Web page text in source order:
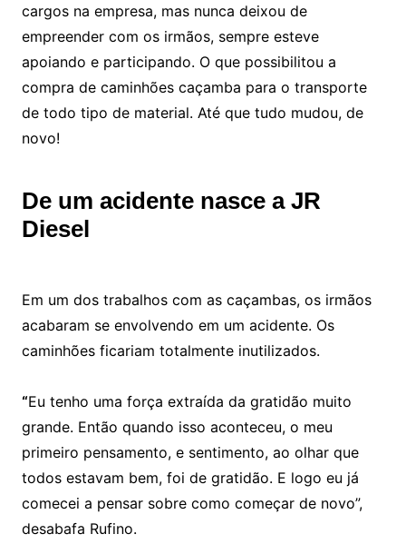
cargos na empresa, mas nunca deixou de
empreender com os irmãos, sempre esteve
apoiando e participando. O que possibilitou a
compra de caminhões caçamba para o transporte
de todo tipo de material. Até que tudo mudou, de
novo!
De um acidente nasce a JR
Diesel
Em um dos trabalhos com as caçambas, os irmãos
acabaram se envolvendo em um acidente. Os
caminhões ficariam totalmente inutilizados.
“Eu tenho uma força extraída da gratidão muito
grande. Então quando isso aconteceu, o meu
primeiro pensamento, e sentimento, ao olhar que
todos estavam bem, foi de gratidão. E logo eu já
comecei a pensar sobre como começar de novo”,
desabafa Rufino.